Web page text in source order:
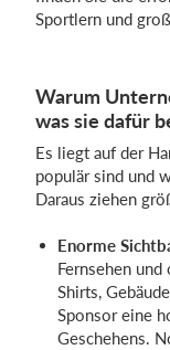
Sportlern und
Warum
was sie dafür
Es liegt auf der
populär sind und
Daraus ziehen
Enorme
Fernsehen
Shirts,
Sponsor eine
Geschehens.